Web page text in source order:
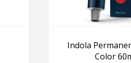
Indola
Color